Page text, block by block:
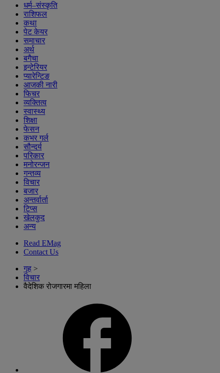
धर्म–संस्कृति
राशिफल
कथा
पेट केयर
समाचार
अर्थ
बगैचा
इन्टेरियर
प्यारेन्टिङ
आजकी नारी
फिचर
व्यक्तित्व
स्वास्थ्य
शिक्षा
फेसन
कभर गर्ल
सौन्दर्य
परिकार
मनोरन्जन
गन्तव्य
विचार
बजार
अन्तर्वार्ता
टिप्स
खेलकुद
अन्य
Read EMag
Contact Us
गृह >
विचार
वैदेशिक रोजगारमा महिला